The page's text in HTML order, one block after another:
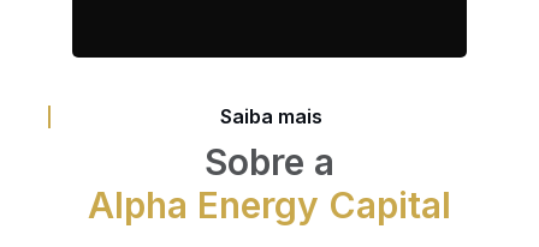
Saiba mais
Sobre a
Alpha Energy Capital